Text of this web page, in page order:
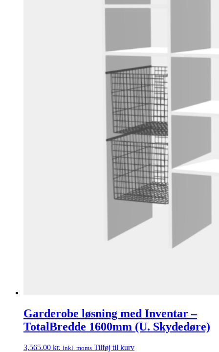
Garderobe løsning med Inventar –
TotalBredde 1600mm (U. Skydedøre)
3,565.00 kr. Inkl. moms Tilføj til kurv